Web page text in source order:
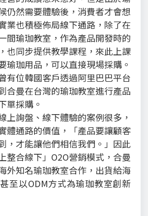
仍然需要體驗後，消費者才會想
業也積極佈局線下通路，除了在
間瑜珈教室，作為產品開發時的
也同步提供教學課程，來此上課
瑜珈用品，可以直接現場採購。
有位韓國客戶透過阿里巴巴平台
合曼在台灣的瑜珈教室進行產品
單採購。
詢盤、線下體驗的案例很多，
體通路的價值，「產品要讓顧客
，才能讓他們相信我們。」因此
整合線下」O2O營銷模式，合曼
外知名瑜珈教室合作，出貨給海
至以ODM方式為瑜珈教室創新